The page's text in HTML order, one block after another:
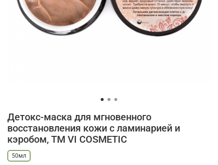
Детокс-маска для мгновенного
восстановления кожи с ламинарией и
кэробом, ТМ VI COSMETIC
50мл